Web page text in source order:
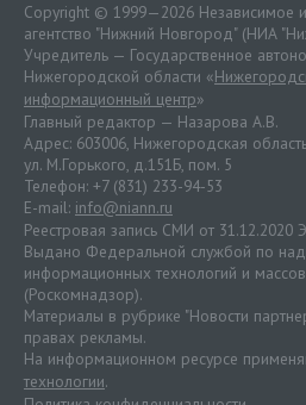
Copyright © 1999—2026 Независимое
агентство "Нижний Новгород" (НИА
Учредитель — Государственное
Нижегородской области «
информационный центр»
Главный редактор — Назарова А.В.
Адрес: 603006, Нижегородская
ул. М.Горького, д.151Б, пом. 5
Телефон: +7 (831) 233-94-53
E-mail: info@niann.ru
Реестровая запись СМИ от
Выдано Федеральной службой по
информационных технологий и
(Роскомнадзор).
Материалы в рубрике "Новости
правах рекламы.
На информационном ресурсе
технологии.